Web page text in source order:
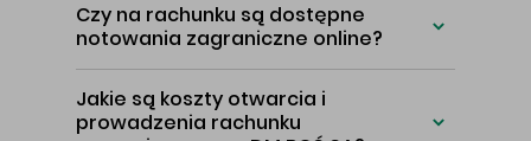
Czy na rachunku są dostępne
notowania zagraniczne online?
Jakie są koszty otwarcia i
prowadzenia rachunku